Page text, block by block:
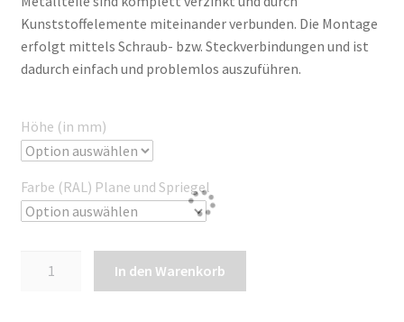
Kunststoffelemente miteinander verbunden. Die Montage
erfolgt mittels Schraub- bzw. Steckverbindungen und ist
dadurch einfach und problemlos auszuführen.
Höhe (in mm)
Farbe (RAL) Plane und Spriegel
In den Warenkorb